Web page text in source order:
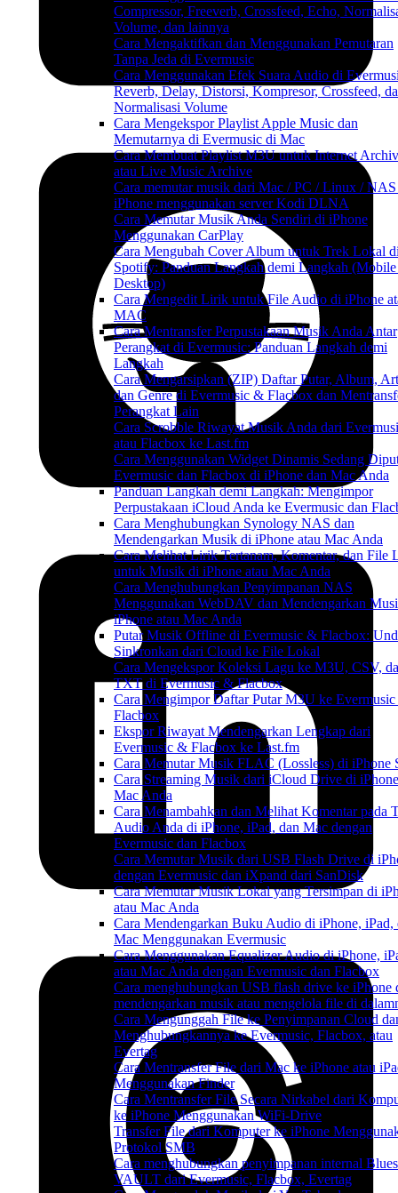
Compressor, Freeverb, Crossfeed, Echo,
Volume, dan lainnya
Cara Mengaktifkan dan Menggunakan Pemutaran
Tanpa Jeda di Evermusic
Cara Menggunakan Efek Suara Audio di
Reverb, Delay, Distorsi, Kompresor, Crossfeed,
Normalisasi Volume
Cara Mengekspor Playlist Apple Music dan
Memutarnya di Evermusic di Mac
Cara Membuat Playlist M3U untuk Internet
atau Live Music Archive
Cara memutar musik dari Mac / PC / Linux /
iPhone menggunakan server Kodi DLNA
Cara Memutar Musik Anda Sendiri di iPhone
Menggunakan CarPlay
Cara Mengubah Cover Album untuk Trek Lokal
Spotify: Panduan Langkah demi Langkah
Desktop)
Cara Mengedit Lirik untuk File Audio di iPhone
MAC
Cara Mentransfer Perpustakaan Musik Anda Antar
Perangkat di Evermusic: Panduan Langkah demi
Langkah
Cara Mengarsipkan (ZIP) Daftar Putar, Album,
dan Genre di Evermusic & Flacbox dan
Perangkat Lain
Cara Scrobble Riwayat Musik Anda dari
atau Flacbox ke Last.fm
Cara Menggunakan Widget Dinamis Sedang
Evermusic dan Flacbox di iPhone dan Mac Anda
Panduan Langkah demi Langkah: Mengimpor
Perpustakaan iCloud Anda ke Evermusic dan
Cara Menghubungkan Synology NAS dan
Mendengarkan Musik di iPhone atau Mac Anda
Cara Melihat Lirik Tertanam, Komentar, dan File
untuk Musik di iPhone atau Mac Anda
Cara Menghubungkan Penyimpanan NAS
Menggunakan WebDAV dan Mendengarkan
iPhone atau Mac Anda
Putar Musik Offline di Evermusic & Flacbox:
Sinkronkan dari Cloud ke File Lokal
Cara Mengekspor Koleksi Lagu ke M3U, CSV,
TXT di Evermusic & Flacbox
Cara Mengimpor Daftar Putar M3U ke Evermusic
Flacbox
Ekspor Riwayat Mendengarkan Lengkap dari
Evermusic & Flacbox ke Last.fm
Cara Memutar Musik FLAC (Lossless) di iPhone
Cara Streaming Musik dari iCloud Drive di
Mac Anda
Cara Menambahkan dan Melihat Komentar pada
Audio Anda di iPhone, iPad, dan Mac dengan
Evermusic dan Flacbox
Cara Memutar Musik dari USB Flash Drive di
dengan Evermusic dan iXpand dari SanDisk
Cara Memutar Musik Lokal yang Tersimpan di
atau Mac Anda
Cara Mendengarkan Buku Audio di iPhone, iPad,
Mac Menggunakan Evermusic
Cara Menggunakan Equalizer Audio di iPhone,
atau Mac Anda dengan Evermusic dan Flacbox
Cara menghubungkan USB flash drive ke iPhone
mendengarkan musik atau mengelola file di
Cara Mengunggah File ke Penyimpanan Cloud
Menghubungkannya ke Evermusic, Flacbox, atau
Evertag
Cara Mentransfer File dari Mac ke iPhone atau
Menggunakan Finder
Cara Mentransfer File Secara Nirkabel dari
ke iPhone Menggunakan WiFi-Drive
Transfer File dari Komputer ke iPhone
Protokol SMB
Cara menghubungkan penyimpanan internal
VAULT dari Evermusic, Flacbox, Evertag